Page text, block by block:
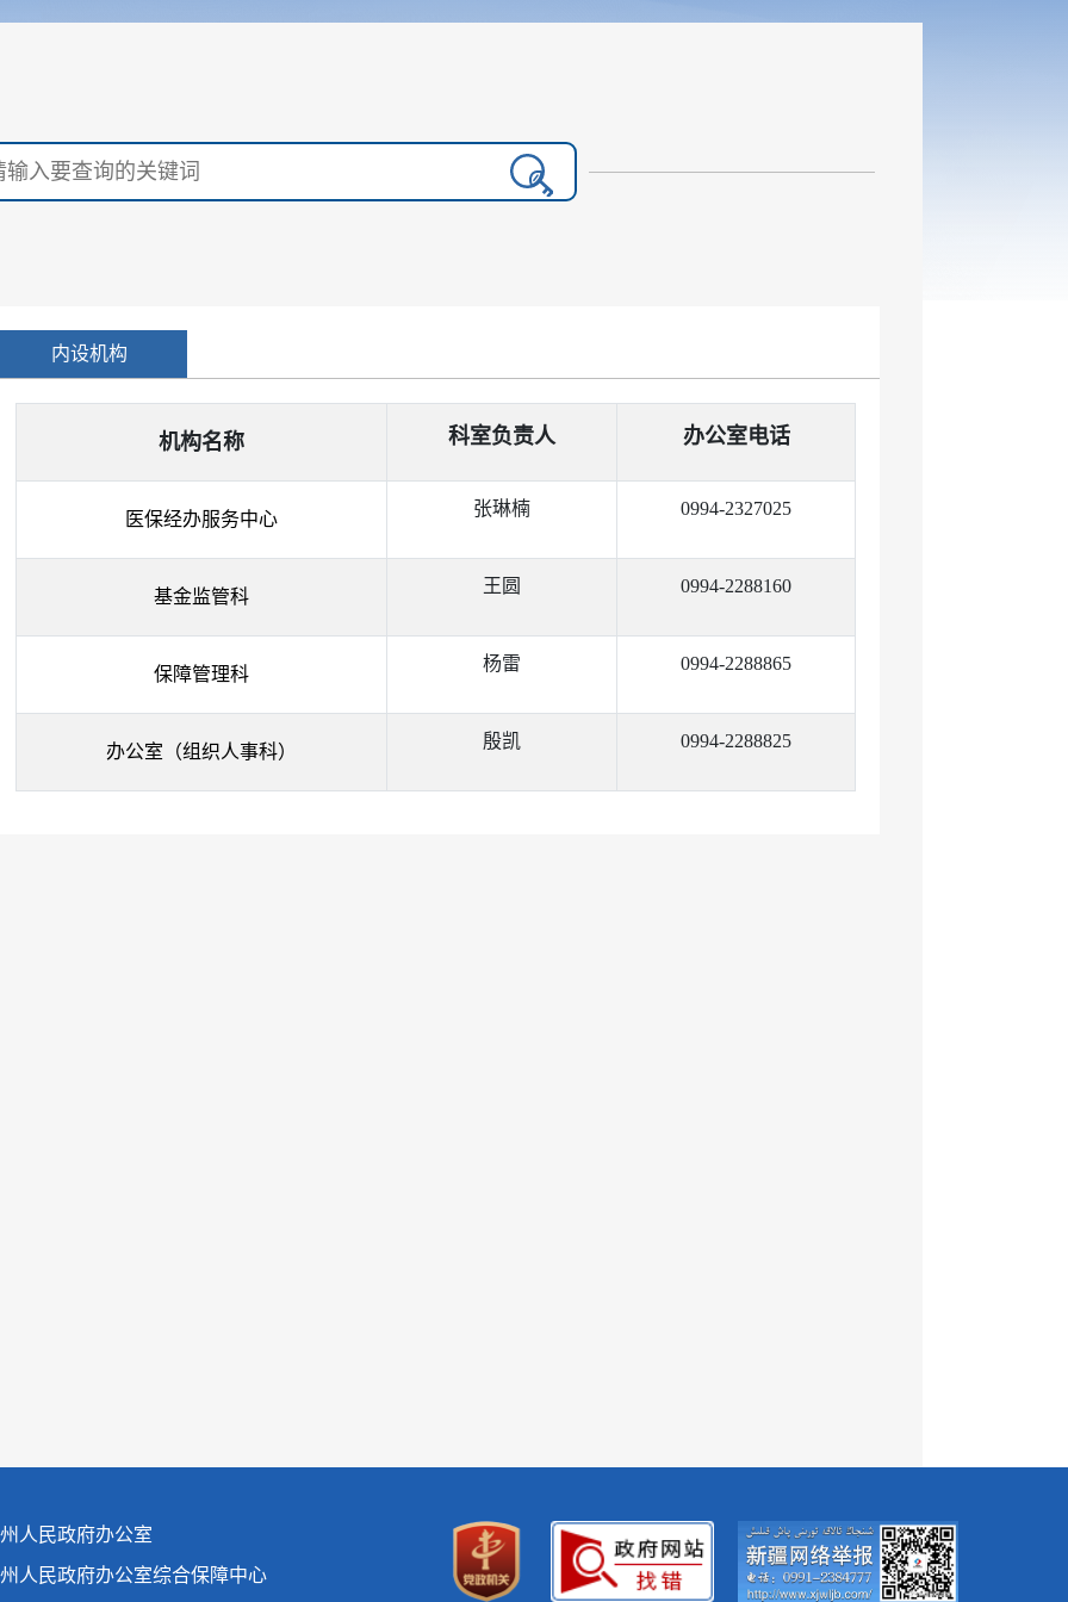
内设机构
机构名称 科室负责人 办公室电话
医保经办服务中心
张琳楠 0994-2327025
基金监管科
王圆 0994-2288160
保障管理科
杨雷 0994-2288865
办公室（组织人事科）
殷凯 0994-2288825
人民政府办公室
人民政府办公室综合保障中心